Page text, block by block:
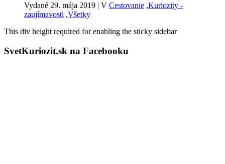
Vydané 29. mája 2019 | V Cestovanie ,Kuriozity -
zaujímavosti ,Všetky
This div height required for enabling the sticky sidebar
SvetKuriozit.sk na Facebooku